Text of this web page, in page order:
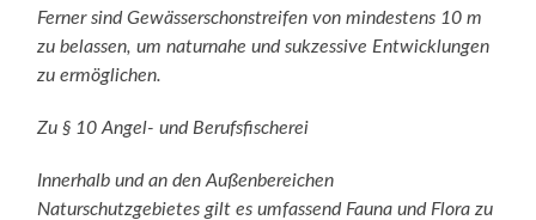
Ferner sind Gewässerschonstreifen von mindestens 10 m
zu belassen, um naturnahe und sukzessive Entwicklungen
zu ermöglichen.
Zu § 10 Angel- und Berufsfischerei
Innerhalb und an den Außenbereichen
Naturschutzgebietes gilt es umfassend Fauna und Flora zu